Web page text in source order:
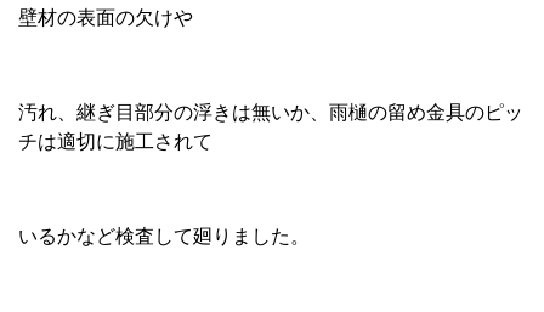
壁材の表面の欠けや
汚れ、継ぎ目部分の浮きは無いか、雨樋の留め金具のピッ
チは適切に施工されて
いるかなど検査して廻りました。